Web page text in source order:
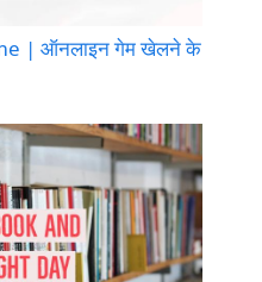
| ऑनलाइन गेम खेलने के